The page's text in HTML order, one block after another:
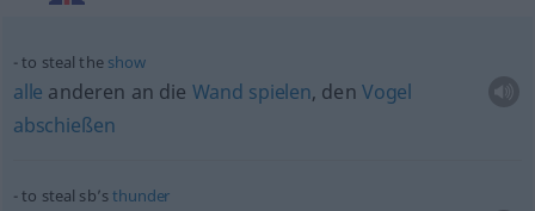
to steal the show
alle anderen an die Wand spielen, den Vogel
abschießen
to steal sb’sthunder